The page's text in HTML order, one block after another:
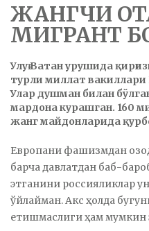
ЖАНГЧИ
МИГРАНТ
Улуғ Ватан урушида
турли миллат вакиллари
Улар душман билан
мардона курашган. 160
жанг майдонларида
Европани фашизмдан
барча давлатдан баб-
этганини россияликлар
ўйлайман. Акс ҳолда
етишмаслиги ҳам мумкин